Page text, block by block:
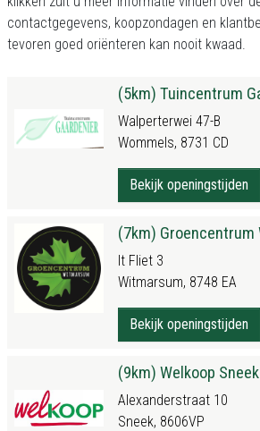
contactgegevens, koopzondagen en
tevoren goed oriënteren kan nooit kwaad.
(5km) Tuincentrum
Walperterwei 47-B
Wommels, 8731 CD
Bekijk openingstijden
(7km) Groencentrum
It Fliet 3
Witmarsum, 8748 EA
Bekijk openingstijden
(9km) Welkoop Sneek
Alexanderstraat 10
Sneek, 8606VP